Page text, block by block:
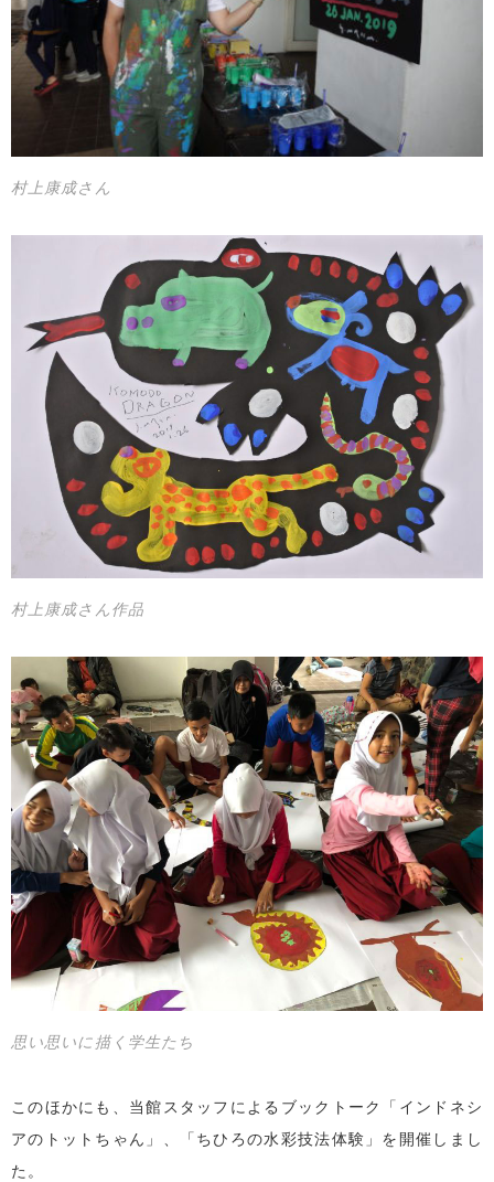
村上康成さん
村上康成さん作品
思い思いに描く学生たち
このほかにも、当館スタッフによるブックトーク「インドネシ
アのトットちゃん」、「ちひろの水彩技法体験」を開催しまし
た。